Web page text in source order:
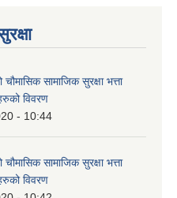
सामाजिक सुरक्षा भत्ता
विवरण
- 10:44
सामाजिक सुरक्षा भत्ता
विवरण